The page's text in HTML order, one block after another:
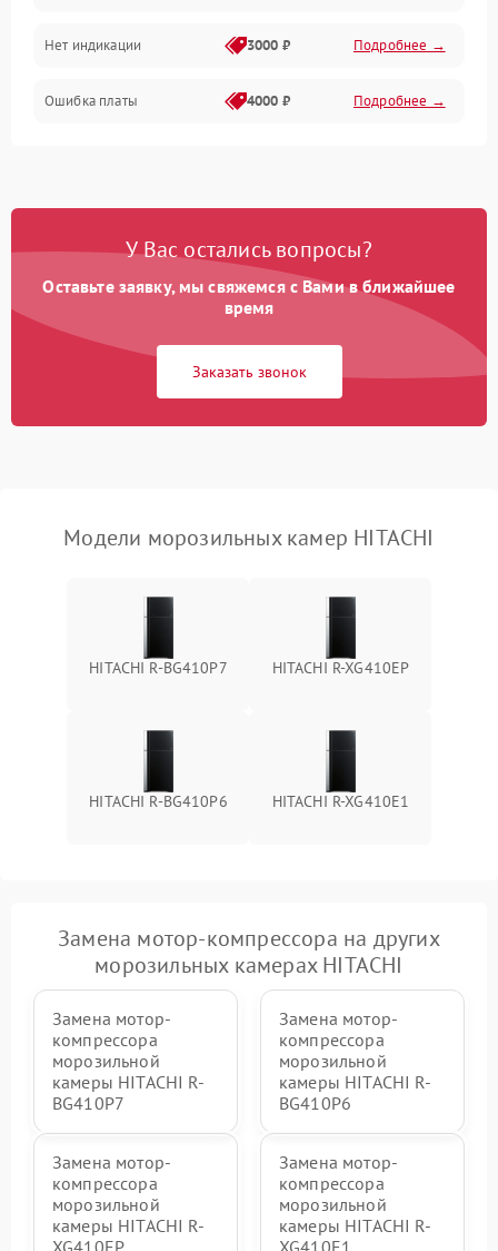
Нет индикации 3000 ₽ Подробнее →
Ошибка платы 4000 ₽ Подробнее →
У Вас остались вопросы?
Оставьте заявку, мы свяжемся с Вами в ближайшее
время
Заказать звонок
Модели морозильных камер HITACHI
HITACHI R-BG410P7 HITACHI R-XG410EP
HITACHI R-BG410P6 HITACHI R-XG410E1
Замена мотор-компрессора на других
морозильных камерах HITACHI
Замена мотор-
компрессора
морозильной
камеры HITACHI R-
BG410P7
Замена мотор-
компрессора
морозильной
камеры HITACHI R-
BG410P6
Замена мотор-
компрессора
морозильной
камеры HITACHI R-
XG410EP
Замена мотор-
компрессора
морозильной
камеры HITACHI R-
XG410E1